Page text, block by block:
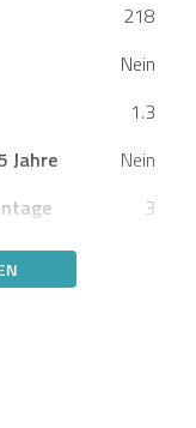
218
Nein
1.3
Jahre
Nein
3